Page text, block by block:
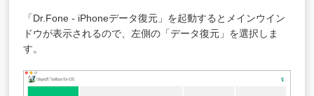
「Dr.Fone - iPhoneデータ復元」を起動するとメインウイン
ドウが表示されるので、左側の「データ復元」を選択しま
す。